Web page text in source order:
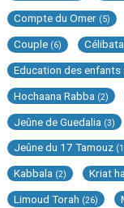
Compte du Omer (5)
Couple (6)
Education des enfants
Hochaana Rabba (2)
Jeûne de Guedalia (3)
Jeûne du 17 Tamouz
Kabbala (2) Kriat
Limoud Torah (26)